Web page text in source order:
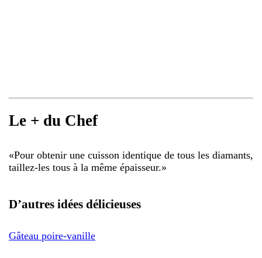
Le + du Chef
«Pour obtenir une cuisson identique de tous les diamants,
taillez-les tous à la même épaisseur.»
D’autres idées délicieuses
Gâteau poire-vanille